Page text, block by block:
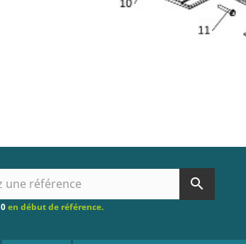
search
0en début de référence.